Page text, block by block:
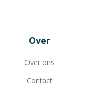
Over
Over ons
Contact